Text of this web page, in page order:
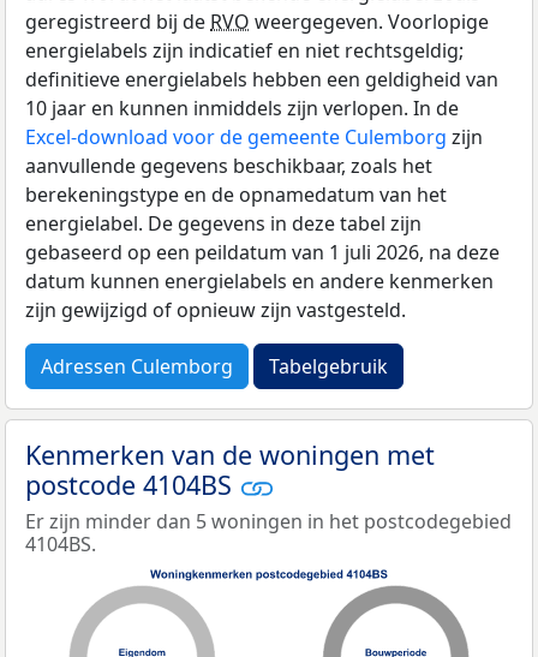
geregistreerd bij de RVO weergegeven. Voorlopige
energielabels zijn indicatief en niet rechtsgeldig;
definitieve energielabels hebben een geldigheid van
10 jaar en kunnen inmiddels zijn verlopen. In de
Excel-download voor de gemeente Culemborg zijn
aanvullende gegevens beschikbaar, zoals het
berekeningstype en de opnamedatum van het
energielabel. De gegevens in deze tabel zijn
gebaseerd op een peildatum van 1 juli 2026, na deze
datum kunnen energielabels en andere kenmerken
zijn gewijzigd of opnieuw zijn vastgesteld.
Adressen Culemborg Tabelgebruik
Kenmerken van de woningen met
postcode 4104BS
Er zijn minder dan 5 woningen in het postcodegebied
4104BS.